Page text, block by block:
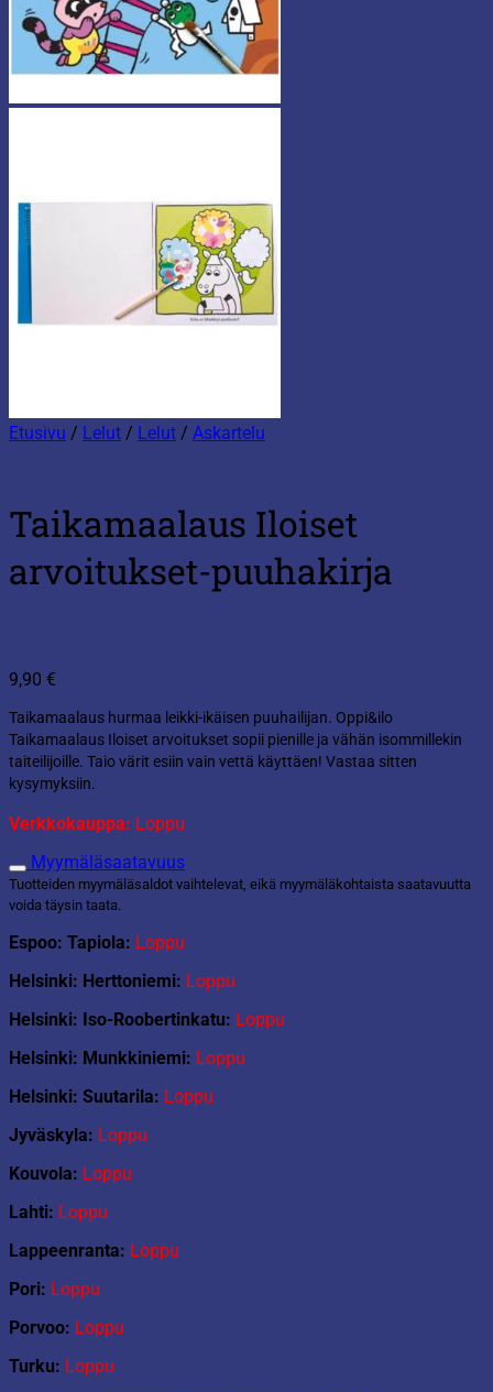
Etusivu / Lelut / Lelut / Askartelu
Taikamaalaus Iloiset
arvoitukset-puuhakirja
9,90 €
Taikamaalaus hurmaa leikki-ikäisen puuhailijan. Oppi&ilo
Taikamaalaus Iloiset arvoitukset sopii pienille ja vähän isommillekin
taiteilijoille. Taio värit esiin vain vettä käyttäen! Vastaa sitten
kysymyksiin.
Verkkokauppa: Loppu
Myymäläsaatavuus
Tuotteiden myymäläsaldot vaihtelevat, eikä myymäläkohtaista saatavuutta
voida täysin taata.
Espoo: Tapiola: Loppu
Helsinki: Herttoniemi: Loppu
Helsinki: Iso-Roobertinkatu: Loppu
Helsinki: Munkkiniemi: Loppu
Helsinki: Suutarila: Loppu
Jyväskyla: Loppu
Kouvola: Loppu
Lahti: Loppu
Lappeenranta: Loppu
Pori: Loppu
Porvoo: Loppu
Turku: Loppu